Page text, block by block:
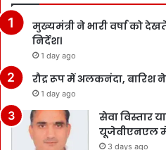
मुख्यमंत्री ने भारी वर्षा को
निर्देश।
1 day ago
रौद्र रूप में अलकनंदा, बारिश
1 day ago
सेवा विस्तार
यूजेवीएनएल
3 days ago